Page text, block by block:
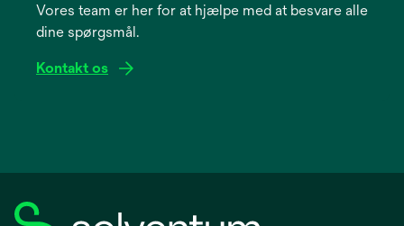
newVores team er her for at hjælpe med at besvare alle
dine spørgsmål.
Kontakt os